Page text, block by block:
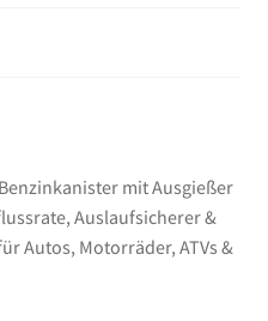
mit Ausgießer
Auslaufsicherer &
Autos, Motorräder, ATVs &